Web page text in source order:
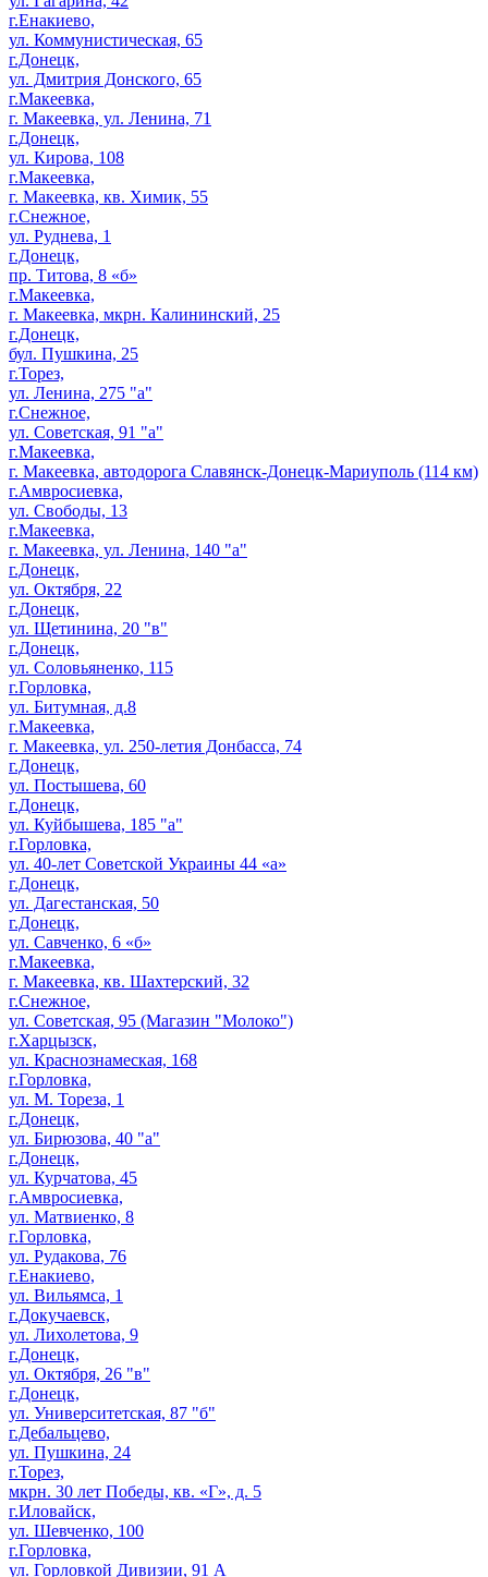
г.Енакиево,
ул. Коммунистическая, 65
г.Донецк,
ул. Дмитрия Донского, 65
г.Макеевка,
г. Макеевка, ул. Ленина, 71
г.Донецк,
ул. Кирова, 108
г.Макеевка,
г. Макеевка, кв. Химик, 55
г.Снежное,
ул. Руднева, 1
г.Донецк,
пр. Титова, 8 «б»
г.Макеевка,
г. Макеевка, мкрн. Калининский, 25
г.Донецк,
бул. Пушкина, 25
г.Торез,
ул. Ленина, 275 "а"
г.Снежное,
ул. Советская, 91 "а"
г.Макеевка,
г. Макеевка, автодорога Славянск-Донецк-Мариуполь (114 км)
г.Амвросиевка,
ул. Свободы, 13
г.Макеевка,
г. Макеевка, ул. Ленина, 140 "а"
г.Донецк,
ул. Октября, 22
г.Донецк,
ул. Щетинина, 20 "в"
г.Донецк,
ул. Соловьяненко, 115
г.Горловка,
ул. Битумная, д.8
г.Макеевка,
г. Макеевка, ул. 250-летия Донбасса, 74
г.Донецк,
ул. Постышева, 60
г.Донецк,
ул. Куйбышева, 185 "а"
г.Горловка,
ул. 40-лет Советской Украины 44 «а»
г.Донецк,
ул. Дагестанская, 50
г.Донецк,
ул. Савченко, 6 «б»
г.Макеевка,
г. Макеевка, кв. Шахтерский, 32
г.Снежное,
ул. Советская, 95 (Магазин "Молоко")
г.Харцызск,
ул. Краснознамеская, 168
г.Горловка,
ул. М. Тореза, 1
г.Донецк,
ул. Бирюзова, 40 "а"
г.Донецк,
ул. Курчатова, 45
г.Амвросиевка,
ул. Матвиенко, 8
г.Горловка,
ул. Рудакова, 76
г.Енакиево,
ул. Вильямса, 1
г.Докучаевск,
ул. Лихолетова, 9
г.Донецк,
ул. Октября, 26 "в"
г.Донецк,
ул. Университетская, 87 "б"
г.Дебальцево,
ул. Пушкина, 24
г.Торез,
мкрн. 30 лет Победы, кв. «Г», д. 5
г.Иловайск,
ул. Шевченко, 100
г.Горловка,
ул. Горловкой Дивизии, 91 А